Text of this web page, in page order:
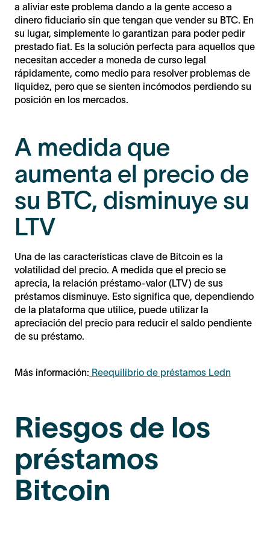
a aliviar este problema dando a la gente acceso a
dinero fiduciario sin que tengan que vender su BTC. En
su lugar, simplemente lo garantizan para poder pedir
prestado fiat. Es la solución perfecta para aquellos que
necesitan acceder a moneda de curso legal
rápidamente, como medio para resolver problemas de
liquidez, pero que se sienten incómodos perdiendo su
posición en los mercados.
A medida que
aumenta el precio de
su BTC, disminuye su
LTV
Una de las características clave de Bitcoin es la
volatilidad del precio. A medida que el precio se
aprecia, la relación préstamo-valor (LTV) de sus
préstamos disminuye. Esto significa que, dependiendo
de la plataforma que utilice, puede utilizar la
apreciación del precio para reducir el saldo pendiente
de su préstamo.
Más información: Reequilibrio de préstamos Ledn
Riesgos de los
préstamos
Bitcoin